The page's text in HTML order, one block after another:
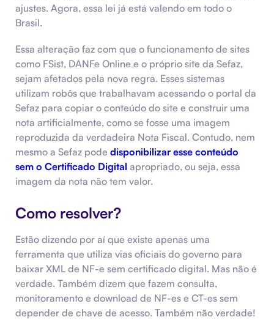
ajustes. Agora, essa lei já está valendo em todo o
Brasil.
Essa alteração faz com que o funcionamento de sites
como FSist, DANFe Online e o próprio site da Sefaz,
sejam afetados pela nova regra. Esses sistemas
utilizam robôs que trabalhavam acessando o portal da
Sefaz para copiar o conteúdo do site e construir uma
nota artificialmente, como se fosse uma imagem
reproduzida da verdadeira Nota Fiscal. Contudo, nem
mesmo a Sefaz pode disponibilizar esse conteúdo
sem o Certificado Digital apropriado, ou seja, essa
imagem da nota não tem valor.
Como resolver?
Estão dizendo por aí que existe apenas uma
ferramenta que utiliza vias oficiais do governo para
baixar XML de NF-e sem certificado digital. Mas não é
verdade. Também dizem que fazem consulta,
monitoramento e download de NF-es e CT-es sem
depender de chave de acesso. Também não verdade!